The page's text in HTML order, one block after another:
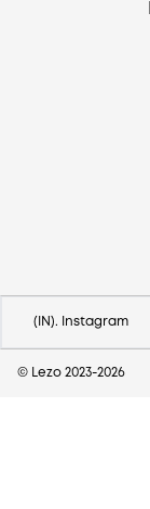
(IN). Instagram
© Lezo 2023-2026